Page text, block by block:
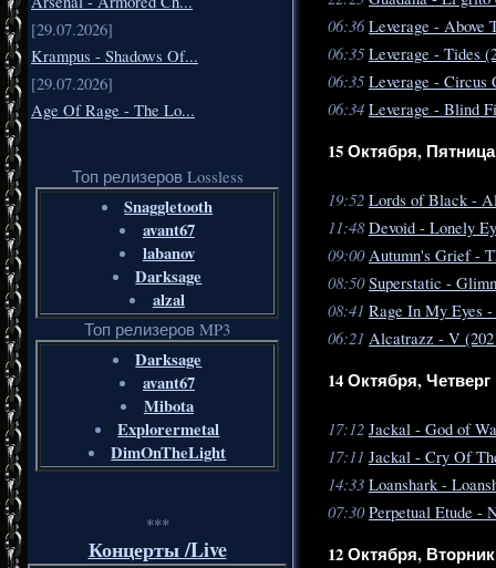
[29.07.2026]
Krampus - Shadows Of...
[29.07.2026]
Age Of Rage - The Lo...
Топ релизеров Lossless
Snaggletooth
avant67
labanov
Darksage
alzal
Топ релизеров MP3
Darksage
avant67
Mibota
Explorermetal
DimOnTheLight
***
Концерты /Live
06:36 Leverage - Above
06:35 Leverage - Tides
06:35 Leverage - Circus
06:34 Leverage - Blind
15 Октября, Пятница
19:52 Lords of Black -
11:48 Devoid - Lonely
09:00 Autumn's Grief -
08:50 Superstatic -
08:41 Rage In My Eyes
06:21 Alcatrazz - V
14 Октября, Четверг
17:12 Jackal - God of
17:11 Jackal - Cry Of
14:33 Loanshark -
07:30 Perpetual Etude -
12 Октября, Вторник